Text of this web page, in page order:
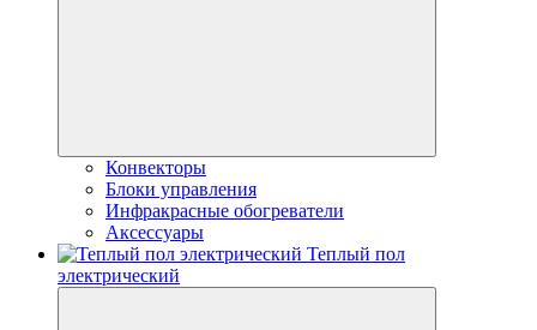
Конвекторы
Блоки управления
Инфракрасные обогреватели
Аксессуары
Теплый пол
электрический